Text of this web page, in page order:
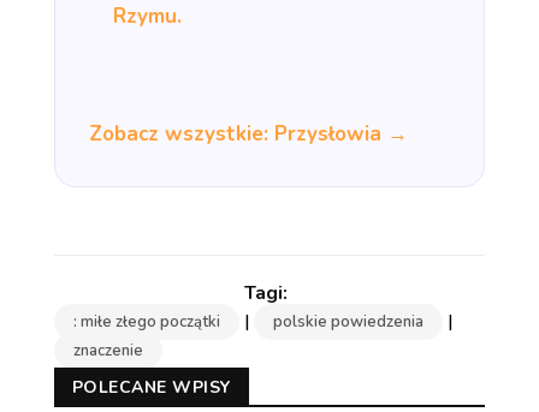
Rzymu.
Zobacz wszystkie: Przysłowia →
: miłe złego początki | polskie powiedzenia |
znaczenie
POLECANE WPISY